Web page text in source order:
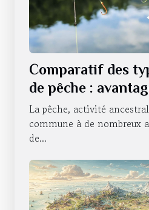
Comparatif des
de pêche :
utilisations
La pêche, activité
commune à de nombreux
de...